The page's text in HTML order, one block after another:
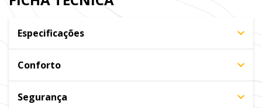
Especificações
Conforto
Segurança